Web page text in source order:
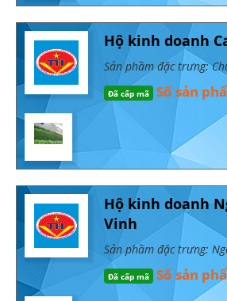
Hộ kinh doanh
Sản phầm đặc trưng:
Đã cấp mã Số sản
Hộ kinh doanh
Vinh
Sản phầm đặc trưng:
Đã cấp mã Số sản